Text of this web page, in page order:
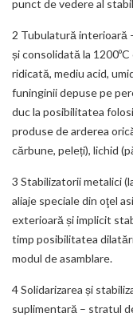
punct de vedere al
2 Tubulatură interioară
și consolidată la
ridicată, mediu acid,
funinginii depuse pe
duc la posibilitatea
produse de arderea
cărbune, peleți), lichid
3 Stabilizatorii metalici
aliaje speciale din oţel
exterioară și implicit
timp posibilitatea
modul de asamblare.
4 Solidarizarea și
suplimentară – stratul